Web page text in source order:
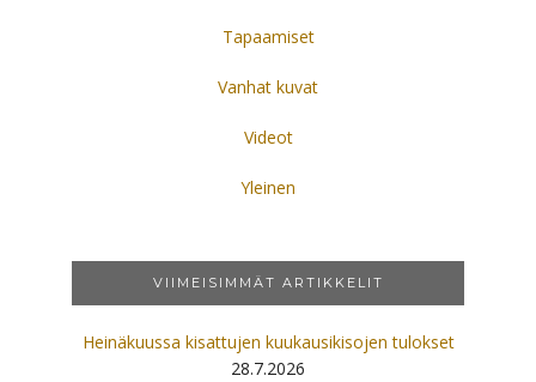
Tapaamiset
Vanhat kuvat
Videot
Yleinen
VIIMEISIMMÄT ARTIKKELIT
Heinäkuussa kisattujen kuukausikisojen tulokset
28.7.2026